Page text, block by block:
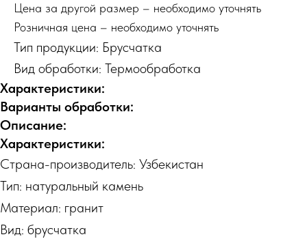
Цена за другой размер – необходимо уточнять
Розничная цена – необходимо уточнять
Тип продукции: Брусчатка
Вид обработки: Термообработка
Характеристики:
Варианты обработки:
Описание:
Характеристики:
Страна-производитель: Узбекистан
Тип: натуральный камень
Материал: гранит
Вид: брусчатка